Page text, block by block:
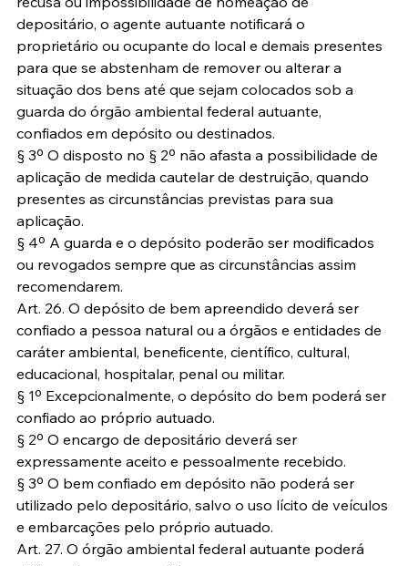
depositário, o agente autuante notificará o
proprietário ou ocupante do local e demais presentes
para que se abstenham de remover ou alterar a
situação dos bens até que sejam colocados sob a
guarda do órgão ambiental federal autuante,
confiados em depósito ou destinados.
§ 3º O disposto no § 2º não afasta a possibilidade de
aplicação de medida cautelar de destruição, quando
presentes as circunstâncias previstas para sua
aplicação.
§ 4º A guarda e o depósito poderão ser modificados
ou revogados sempre que as circunstâncias assim
recomendarem.
Art. 26. O depósito de bem apreendido deverá ser
confiado a pessoa natural ou a órgãos e entidades de
caráter ambiental, beneficente, científico, cultural,
educacional, hospitalar, penal ou militar.
§ 1º Excepcionalmente, o depósito do bem poderá ser
confiado ao próprio autuado.
§ 2º O encargo de depositário deverá ser
expressamente aceito e pessoalmente recebido.
§ 3º O bem confiado em depósito não poderá ser
utilizado pelo depositário, salvo o uso lícito de veículos
e embarcações pelo próprio autuado.
Art. 27. O órgão ambiental federal autuante poderá